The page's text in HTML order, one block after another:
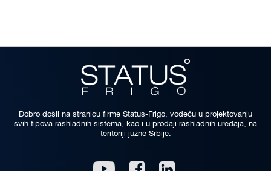
Dobro došli na stranicu firme Status-Frigo, vodeću u projektovanju
svih tipova rashladnih sistema, kao i u prodaji rashladnih uređaja, na
teritoriji južne Srbije.
Youtube Facebook